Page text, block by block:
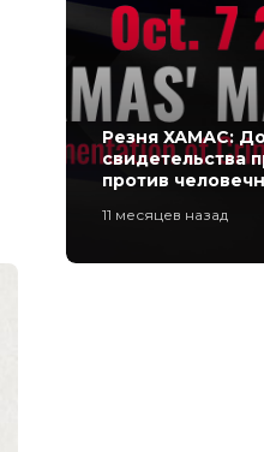
Резня ХАМАС:
свидетельства
против
11 месяцев назад